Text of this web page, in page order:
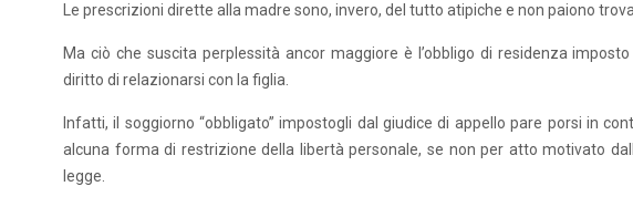
Le prescrizioni dirette alla madre sono, invero, del tutto atipiche e non paiono
Ma ciò che suscita perplessità ancor maggiore è l’obbligo di residenza
diritto di relazionarsi con la figlia.
Infatti, il soggiorno “obbligato” impostogli dal giudice di appello pare porsi in
alcuna forma di restrizione della libertà personale, se non per atto motivato
legge.